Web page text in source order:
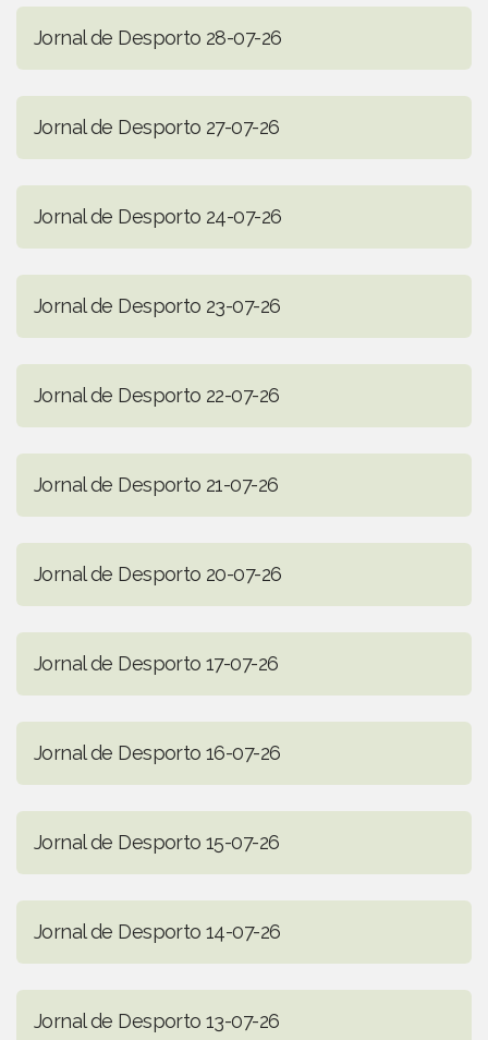
Jornal de Desporto 28-07-26
Jornal de Desporto 27-07-26
Jornal de Desporto 24-07-26
Jornal de Desporto 23-07-26
Jornal de Desporto 22-07-26
Jornal de Desporto 21-07-26
Jornal de Desporto 20-07-26
Jornal de Desporto 17-07-26
Jornal de Desporto 16-07-26
Jornal de Desporto 15-07-26
Jornal de Desporto 14-07-26
Jornal de Desporto 13-07-26